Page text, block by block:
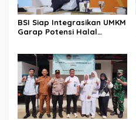
BSI Siap Integrasikan UMKM
Garap Potensi Halal